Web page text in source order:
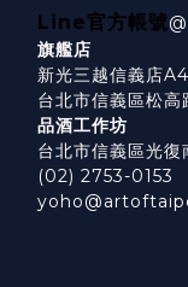
Line官方帳號
旗艦店
新光三越信義店
台北市信義區松高
品酒工作坊
台北市信義區光
(02) 2753-0153